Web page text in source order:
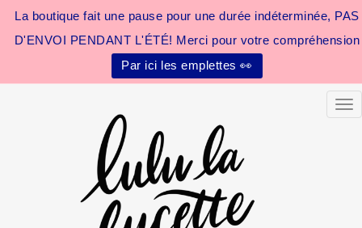
La boutique fait une pause pour une durée indéterminée, PAS
D'ENVOI PENDANT L'ÉTÉ! Merci pour votre compréhension
Par ici les emplettes 👀